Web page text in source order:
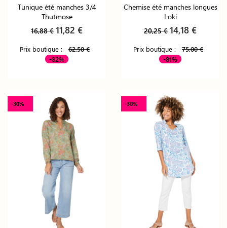
Tunique été manches 3/4
Thutmose
16,88 € 11,82 €
Prix boutique :
62,50 €
-82%
Chemise été manches longues
Loki
20,25 € 14,18 €
Prix boutique :
75,00 €
-81%
-30% -30%